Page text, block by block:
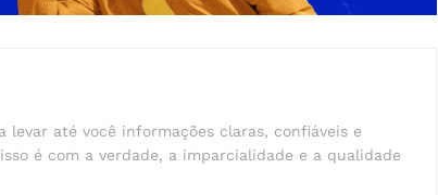
levar até você informações claras, confiáveis e
é com a verdade, a imparcialidade e a qualidade